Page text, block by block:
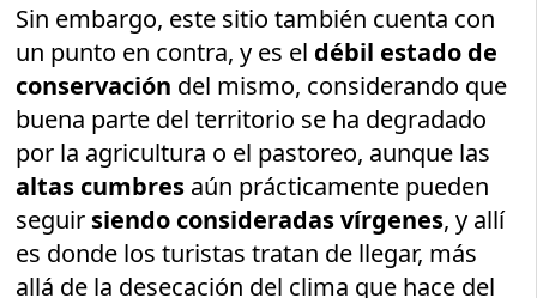
Sin embargo, este sitio también cuenta con
un punto en contra, y es el débil estado de
conservación del mismo, considerando que
buena parte del territorio se ha degradado
por la agricultura o el pastoreo, aunque las
altas cumbres aún prácticamente pueden
seguir siendo consideradas vírgenes, y allí
es donde los turistas tratan de llegar, más
allá de la desecación del clima que hace del